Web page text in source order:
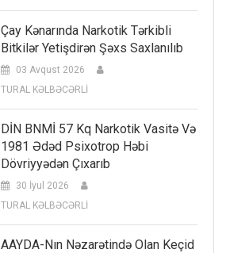
Çay Kənarında Narkotik Tərkibli
Bitkilər Yetişdirən Şəxs Saxlanılıb
03 Avqust 2026
TURAL KƏLBƏCƏRLİ
DİN BNMİ 57 Kq Narkotik Vasitə Və
1981 Ədəd Psixotrop Həbi
Dövriyyədən Çıxarıb
30 İyul 2026
TURAL KƏLBƏCƏRLİ
AAYDA-Nın Nəzarətində Olan Keçid